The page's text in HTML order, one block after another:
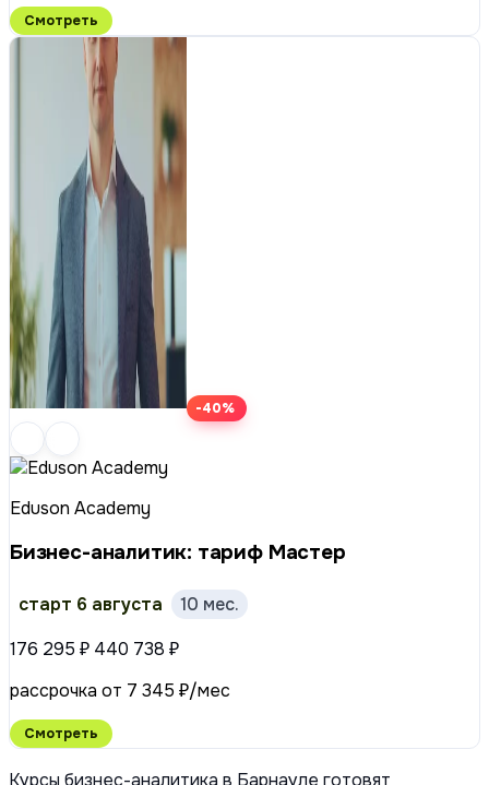
Смотреть
-40%
Eduson Academy
Бизнес-аналитик: тариф Мастер
старт 6 августа
10 мес.
176 295 ₽ 440 738 ₽
рассрочка от 7 345 ₽/мес
Смотреть
Курсы бизнес-аналитика в Барнауле готовят